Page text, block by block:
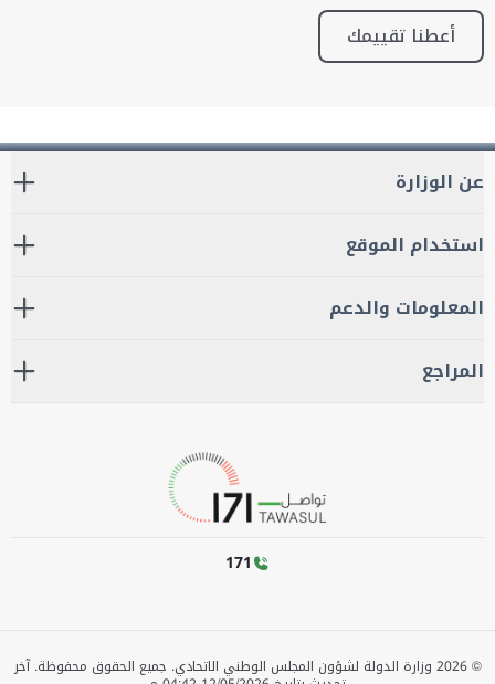
أعطنا تقييمك
عن الوزارة
استخدام الموقع
المعلومات والدعم
المراجع
171
©
2026 وزارة الدولة لشؤون المجلس الوطني الاتحادي. جميع الحقوق محفوظة.آخر